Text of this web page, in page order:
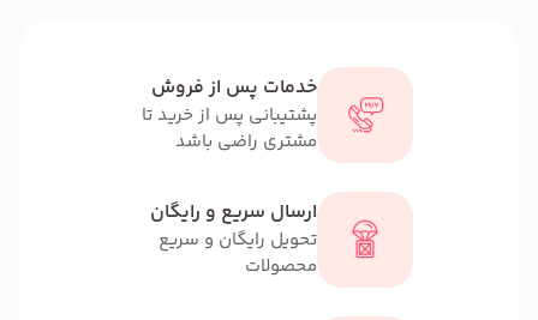
خدمات پس از فروش
پشتیبانی پس از خرید تا
مشتری راضی باشد
ارسال سریع و رایگان
تحویل رایگان و سریع
محصولات